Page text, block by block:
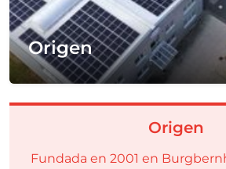
Origen
Origen
Fundada en 2001 en